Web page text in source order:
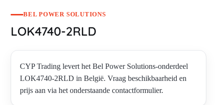
BEL POWER SOLUTIONS
LOK4740-2RLD
CYP Trading levert het Bel Power Solutions-onderdeel
LOK4740-2RLD in België. Vraag beschikbaarheid en
prijs aan via het onderstaande contactformulier.